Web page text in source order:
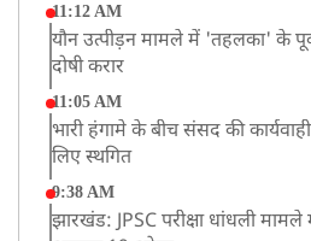
11:12 AM
यौन उत्पीड़न मामले में 'तहलका' के
दोषी करार
11:05 AM
भारी हंगामे के बीच संसद की
लिए स्थगित
9:38 AM
झारखंड: JPSC परीक्षा धांधली